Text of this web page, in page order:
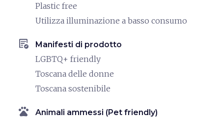
Plastic free
Utilizza illuminazione a basso consumo
order_approve Manifesti di prodotto
LGBTQ+ friendly
Toscana delle donne
Toscana sostenibile
pets Animali ammessi (Pet friendly)